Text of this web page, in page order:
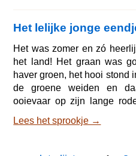
breekbaar en zo gevaarlijk
raken datje
passen. In de tuin
wonderlijkste bloemen
allermooiste waren zijveren
Het lelijke jonge
Het was zomer en zó
het land! Het graan was
haver groen, het hooi stond
de groene weiden en
ooievaar op zijn lange
hij van zijn moeder geleerd.
bossen en midden in die
Lees het sprookje →